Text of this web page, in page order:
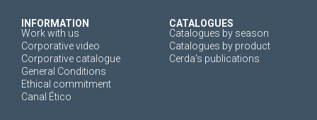
INFORMATION
Work with us
Corporative video
Corporative catalogue
General Conditions
Ethical commitment
Canal Ético
CATALOGUES
Catalogues by season
Catalogues by product
Cerda's publications